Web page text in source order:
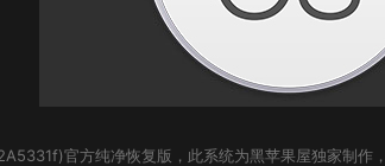
官方纯净恢复版，此系统为黑苹果屋独家制作